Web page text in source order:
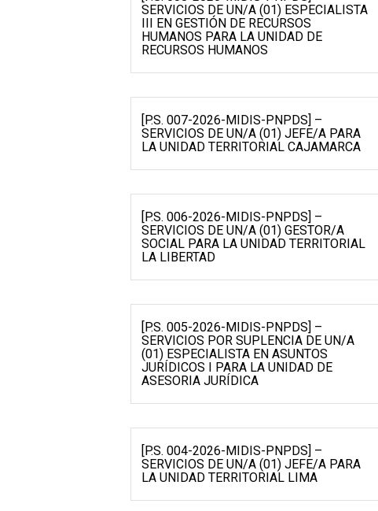
SERVICIOS DE UN/A (01) ESPECIALISTA
III EN GESTIÓN DE RECURSOS
HUMANOS PARA LA UNIDAD DE
RECURSOS HUMANOS
[P.S. 007-2026-MIDIS-PNPDS] –
SERVICIOS DE UN/A (01) JEFE/A PARA
LA UNIDAD TERRITORIAL CAJAMARCA
[P.S. 006-2026-MIDIS-PNPDS] –
SERVICIOS DE UN/A (01) GESTOR/A
SOCIAL PARA LA UNIDAD TERRITORIAL
LA LIBERTAD
[P.S. 005-2026-MIDIS-PNPDS] –
SERVICIOS POR SUPLENCIA DE UN/A
(01) ESPECIALISTA EN ASUNTOS
JURÍDICOS I PARA LA UNIDAD DE
ASESORIA JURÍDICA
[P.S. 004-2026-MIDIS-PNPDS] –
SERVICIOS DE UN/A (01) JEFE/A PARA
LA UNIDAD TERRITORIAL LIMA